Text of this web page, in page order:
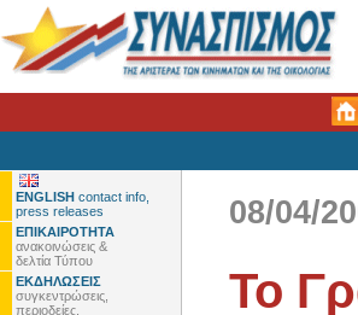
ENGLISH contact info,
press releases
ΕΠΙΚΑΙΡΟΤΗΤΑ
ανακοινώσεις &
δελτία Τύπου
ΕΚΔΗΛΩΣΕΙΣ
συγκεντρώσεις,
περιοδείες,
08/04/
Το